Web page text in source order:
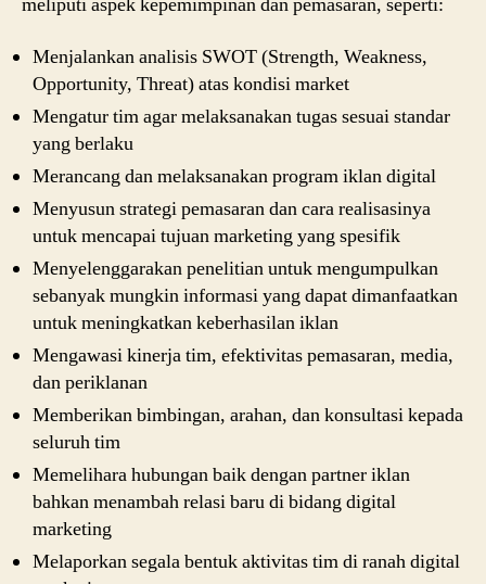
Menjalankan analisis SWOT (Strength, Weakness,
Opportunity, Threat) atas kondisi market
Mengatur tim agar melaksanakan tugas sesuai standar
yang berlaku
Merancang dan melaksanakan program iklan digital
Menyusun strategi pemasaran dan cara realisasinya
untuk mencapai tujuan marketing yang spesifik
Menyelenggarakan penelitian untuk mengumpulkan
sebanyak mungkin informasi yang dapat dimanfaatkan
untuk meningkatkan keberhasilan iklan
Mengawasi kinerja tim, efektivitas pemasaran, media,
dan periklanan
Memberikan bimbingan, arahan, dan konsultasi kepada
seluruh tim
Memelihara hubungan baik dengan partner iklan
bahkan menambah relasi baru di bidang digital
marketing
Melaporkan segala bentuk aktivitas tim di ranah digital